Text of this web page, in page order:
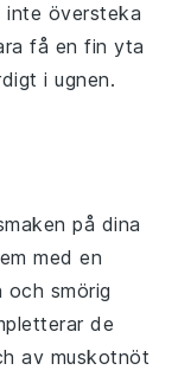
översteka
få en fin yta
i ugnen.
på dina
med en
och smörig
de
av muskotnöt